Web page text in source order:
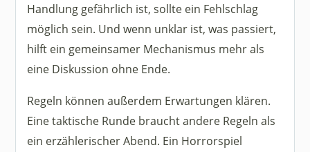
Handlung gefährlich ist, sollte ein Fehlschlag
möglich sein. Und wenn unklar ist, was passiert,
hilft ein gemeinsamer Mechanismus mehr als
eine Diskussion ohne Ende.
Regeln können außerdem Erwartungen klären.
Eine taktische Runde braucht andere Regeln als
ein erzählerischer Abend. Ein Horrorspiel